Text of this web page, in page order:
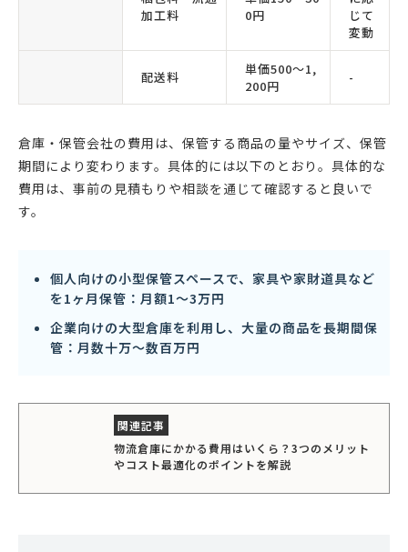
加工料
0円
じて
変動
配送料
単価500〜1,
200円
-
倉庫・保管会社の費用は、保管する商品の量やサイズ、保管
期間により変わります。具体的には以下のとおり。具体的な
費用は、事前の見積もりや相談を通じて確認すると良いで
す。
個人向けの小型保管スペースで、家具や家財道具など
を1ヶ月保管：月額1〜3万円
企業向けの大型倉庫を利用し、大量の商品を長期間保
管：月数十万〜数百万円
物流倉庫にかかる費用はいくら？3つのメリット
やコスト最適化のポイントを解説